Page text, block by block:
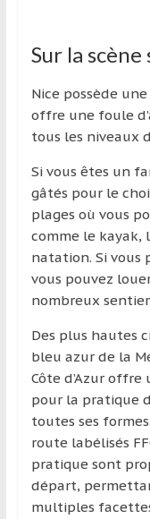
Sur la
Nice possède
offre une foule
tous les niveaux
Si vous êtes un
gâtés pour le
plages où vous
comme le kayak,
natation. Si vous
vous pouvez
nombreux
Des plus hautes
bleu azur de la
Côte d’Azur
pour la pratique
toutes ses
route labélisés
pratique sont
départ,
multiples